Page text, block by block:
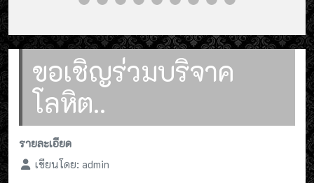
ขอเชิญร่วมบริจาค
โลหิต..
รายละเอียด
เขียนโดย: admin